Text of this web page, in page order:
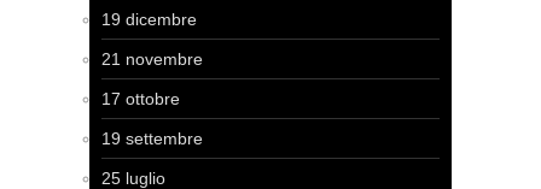
19 dicembre
21 novembre
17 ottobre
19 settembre
25 luglio